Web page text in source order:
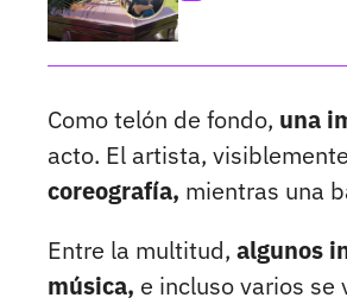
Como telón de fondo, una
acto. El artista,
coreografía, mientras una
Entre la multitud, algunos
música, e incluso varios se